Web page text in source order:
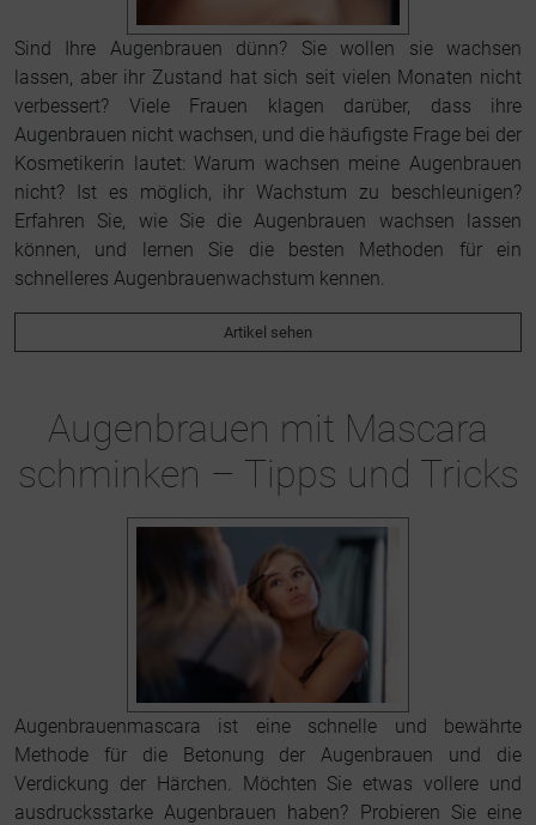
Sind Ihre Augenbrauen dünn? Sie wollen sie wachsen
lassen, aber ihr Zustand hat sich seit vielen Monaten nicht
verbessert? Viele Frauen klagen darüber, dass ihre
Augenbrauen nicht wachsen, und die häufigste Frage bei der
Kosmetikerin lautet: Warum wachsen meine Augenbrauen
nicht? Ist es möglich, ihr Wachstum zu beschleunigen?
Erfahren Sie, wie Sie die Augenbrauen wachsen lassen
können, und lernen Sie die besten Methoden für ein
schnelleres Augenbrauenwachstum kennen.
Artikel sehen
Augenbrauen mit Mascara
schminken – Tipps und Tricks
Augenbrauenmascara ist eine schnelle und bewährte
Methode für die Betonung der Augenbrauen und die
Verdickung der Härchen. Möchten Sie etwas vollere und
ausdrucksstarke Augenbrauen haben? Probieren Sie eine